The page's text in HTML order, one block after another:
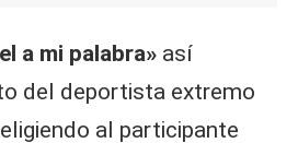
a mi palabra» así
del deportista extremo
al participante